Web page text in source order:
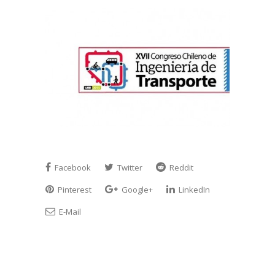
Facebook Twitter
Reddit
Pinterest
Google+
LinkedIn
E-Mail